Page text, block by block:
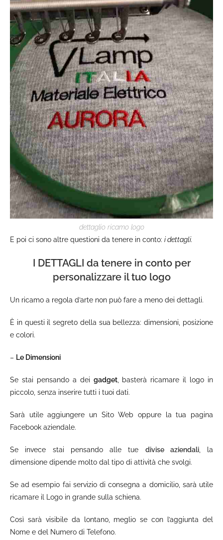
dettaglio ricamo logo
E poi ci sono altre questioni da tenere in conto: i dettagli.
I DETTAGLI da tenere in conto per
personalizzare il tuo logo
Un ricamo a regola d’arte non può fare a meno dei dettagli.
È in questi il segreto della sua bellezza: dimensioni, posizione
e colori.
– Le Dimensioni
Se stai pensando a dei gadget, basterà ricamare il logo in
piccolo, senza inserire tutti i tuoi dati.
Sarà utile aggiungere un Sito Web oppure la tua pagina
Facebook aziendale.
Se invece stai pensando alle tue divise aziendali, la
dimensione dipende molto dal tipo di attività che svolgi.
Se ad esempio fai servizio di consegna a domicilio, sarà utile
ricamare il Logo in grande sulla schiena.
Così sarà visibile da lontano, meglio se con l’aggiunta del
Nome e del Numero di Telefono.